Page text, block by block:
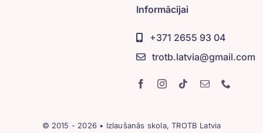
Informācijai
+371 2655 93 04
trotb.latvia@gmail.com
© 2015 - 2026 • Izlaušanās skola, TROTB Latvia